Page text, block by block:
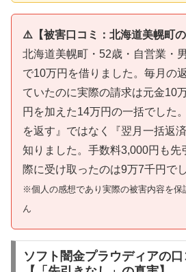
⚠️【被害口コミ：北海道美幌町の
北海道美幌町・52歳・自営業・
で10万円を借りました。毎月の
ていたのに実際の請求は元金10
円を加えた14万円の一括でした
を返す』ではなく『翌月一括返
知りました。手数料3,000円も先
際に受け取ったのは9万7千円でし
※個人の感想であり実際の被害内容を保
ん
ソフト闇金プラウディアの